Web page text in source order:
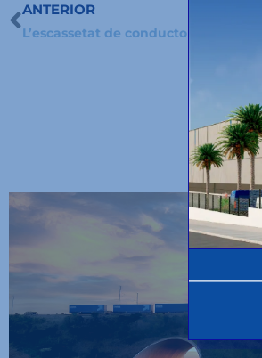
Prev
ANTERIOR
L’escassetat de conductors a Espanya